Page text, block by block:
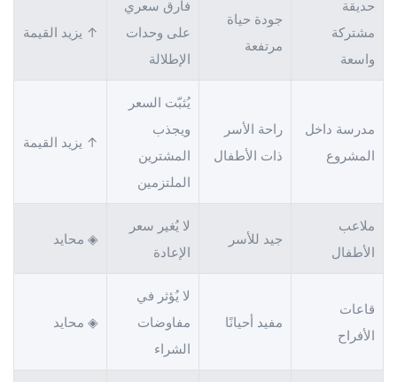
حديقة
مشتركة
واسعة
جودة حياة
مرتفعة
فارق سعري
على وحدات
الإطلالة
↑ يزيد القيمة
مدرسة داخل
المشروع
راحة الأسر
ذات الأطفال
يُثبّت السعر
ويجذب
المشترين
الملتزمين
↑ يزيد القيمة
ملاعب
الأطفال
جيد للأسر
لا يُغير سعر
الإعادة
◈ محايد
قاعات
الأفراح
مفيد أحيانًا
لا يُؤثر في
مفاوضات
الشراء
◈ محايد